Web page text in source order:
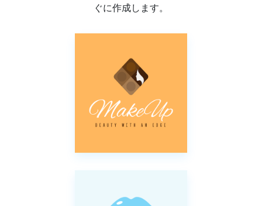
ぐに作成します。